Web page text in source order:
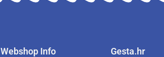
Webshop Info Gesta.hr